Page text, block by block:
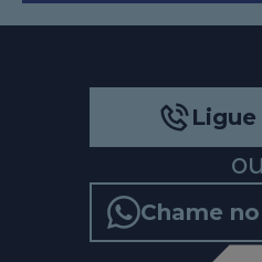
Ligue
ou
Chame